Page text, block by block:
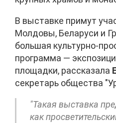
В выставке примут
Молдовы, Беларуси и
большая культурно-
программа —
площадки, рассказала
секретарь общества
"Такая выставка
как